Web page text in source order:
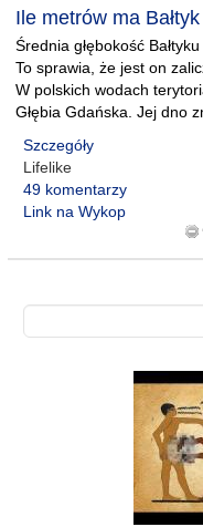
Ile metrów ma
Średnia głębokość
To sprawia, że jest on
W polskich wodach
Głębia Gdańska. Jej dno
Szczegóły
Lifelike
49 komentarzy
Link na Wykop